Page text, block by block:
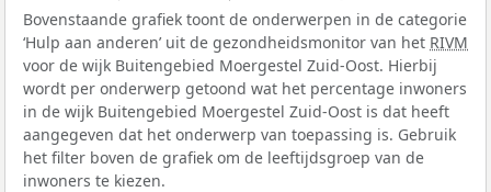
Bovenstaande grafiek toont de onderwerpen in de categorie
‘Hulp aan anderen’ uit de gezondheidsmonitor van het RIVM
voor de wijk Buitengebied Moergestel Zuid-Oost. Hierbij
wordt per onderwerp getoond wat het percentage inwoners
in de wijk Buitengebied Moergestel Zuid-Oost is dat heeft
aangegeven dat het onderwerp van toepassing is. Gebruik
het filter boven de grafiek om de leeftijdsgroep van de
inwoners te kiezen.